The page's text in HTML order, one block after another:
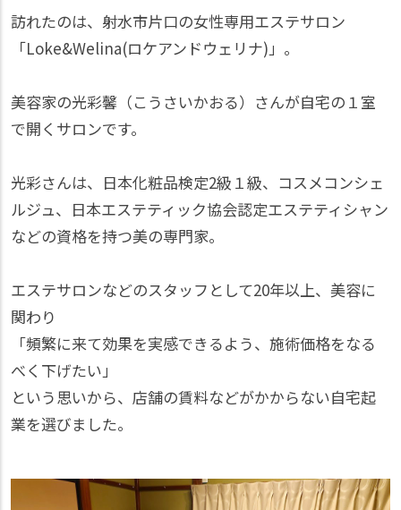
訪れたのは、射水市片口の女性専用エステサロン
「Loke&Welina(ロケアンドウェリナ)」。
美容家の光彩馨（こうさいかおる）さんが自宅の１室
で開くサロンです。
光彩さんは、日本化粧品検定2級１級、コスメコンシェ
ルジュ、日本エステティック協会認定エステティシャン
などの資格を持つ美の専門家。
エステサロンなどのスタッフとして20年以上、美容に
関わり
「頻繁に来て効果を実感できるよう、施術価格をなる
べく下げたい」
という思いから、店舗の賃料などがかからない自宅起
業を選びました。